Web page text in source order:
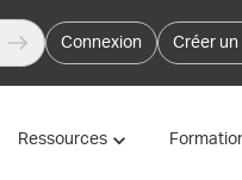
Connexion Créer
Ressources